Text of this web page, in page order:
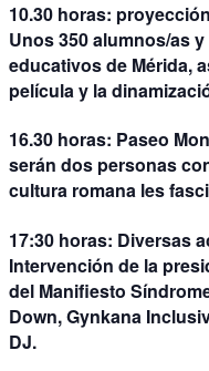
10.30 horas:
Unos 350 alumnos/as
educativos de Mérida,
película y la
16.30 horas: Paseo
serán dos personas
cultura romana les
17:30 horas: Diversas
Intervención de la
del Manifiesto
Down, Gynkana
DJ.